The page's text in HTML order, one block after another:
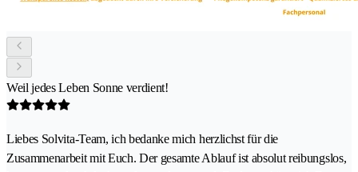
Weil jedes Leben Sonne verdient!
Liebes Solvita-Team, ich bedanke mich herzlichst für die
Zusammenarbeit mit Euch. Der gesamte Ablauf ist absolut reibungslos,